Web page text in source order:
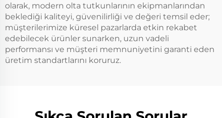
olarak, modern olta tutkunlarının ekipmanlarından
beklediği kaliteyi, güvenilirliği ve değeri temsil eder;
müşterilerimize küresel pazarlarda etkin rekabet
edebilecek ürünler sunarken, uzun vadeli
performansı ve müşteri memnuniyetini garanti eden
üretim standartlarını koruruz.